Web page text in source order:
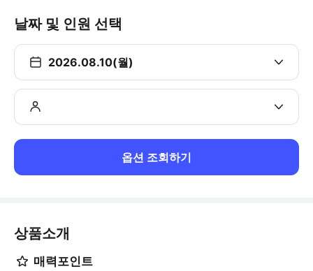
날짜 및 인원 선택
2026.08.10(월)
옵션 조회하기
상품소개
매력포인트